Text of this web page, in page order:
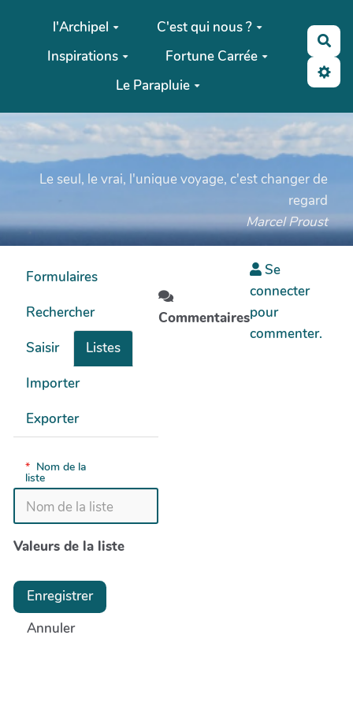
Aller au contenu principal
l'Archipel
C'est qui nous ?
Inspirations
Fortune Carrée
Le Parapluie
Le seul, le vrai, l'unique voyage, c'est changer de
regard
Marcel Proust
Formulaires
Rechercher
Saisir
Listes
Importer
Exporter
* Nom de la
liste
Valeurs de la liste
Enregistrer
Annuler
Commentaires
Se
connecter
pour
commenter.